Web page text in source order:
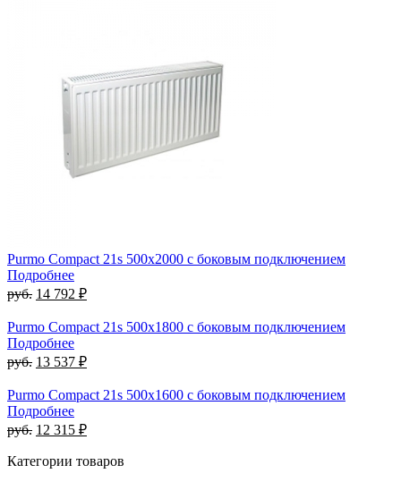
Purmo Compact 21s 500х2000 с боковым подключением
Подробнее
руб. 14 792 ₽
Purmo Compact 21s 500х1800 с боковым подключением
Подробнее
руб. 13 537 ₽
Purmo Compact 21s 500х1600 с боковым подключением
Подробнее
руб. 12 315 ₽
Категории товаров